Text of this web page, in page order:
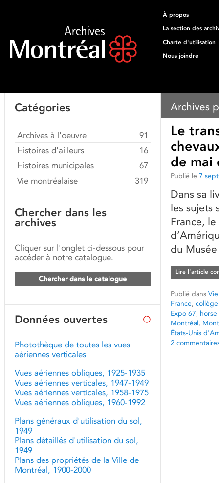
À propos
La section des
Charte d'utilisation
Nous joindre
Archives
Le
de mai
Publié le 7
Dans sa
les sujets
France,
du
Lire l’article
Publié dans
France, collège
Expo 67,
Montréal,
États-Unis
2
Catégories
Archives à l'oeuvre
91
Histoires d'ailleurs
16
Histoires municipales
67
Vie montréalaise
319
Chercher dans les
archives
Cliquer sur l'onglet ci-dessous pour
accéder à notre catalogue.
Chercher dans le catalogue
Données ouvertes
Photothèque de toutes les vues
aériennes verticales
Vues aériennes obliques, 1925-1935
Vues aériennes verticales, 1947-1949
Vues aériennes verticales, 1958-1975
Vues aériennes obliques, 1960-1992
Plans généraux d'utilisation du sol,
1949
Plans détaillés d'utilisation du sol,
1949
Plans des propriétés de la Ville de
Montréal, 1900-2000